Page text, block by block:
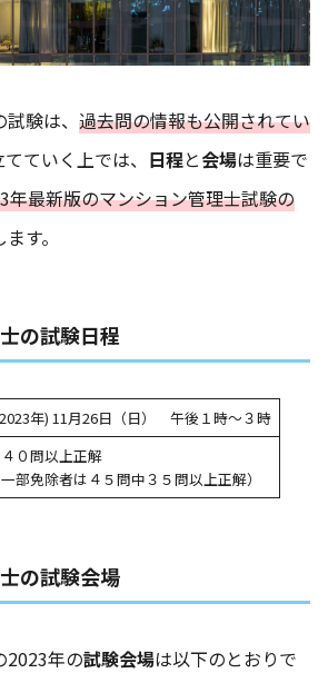
験は、 過去問の情報も公開されてい
ていく上では、 日程と会場は重要で
年最新版のマンション管理士試験の
す。
の試験日程
年) 11月26日（日） 午後１時～３時
０問以上正解
一部免除者は４５問中３５問以上正解）
の試験会場
2023年の試験会場は以下のとおりで